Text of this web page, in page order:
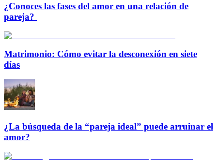
¿Conoces las fases del amor en una relación de
pareja?
Matrimonio: Cómo evitar la desconexión en siete
días
¿La búsqueda de la “pareja ideal” puede arruinar el
amor?